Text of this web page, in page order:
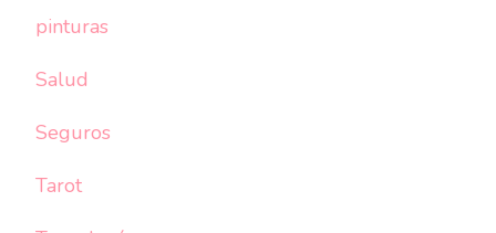
pinturas
Salud
Seguros
Tarot